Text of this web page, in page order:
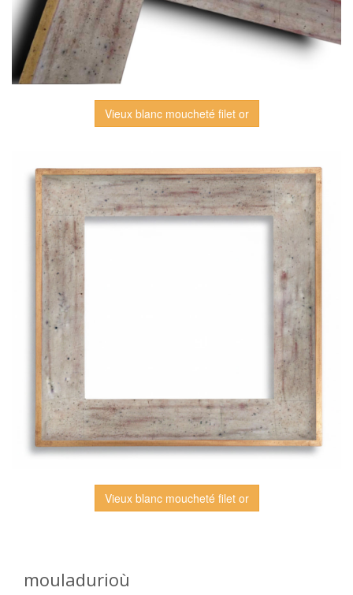
Vieux blanc moucheté filet or
Vieux blanc moucheté filet or
mouladurioù